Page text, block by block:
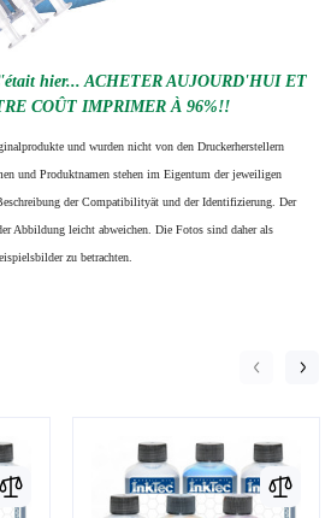
hier... ACHETER AUJOURD'HUI ET
COÛT IMPRIMER À 96%!!
und wurden nicht von den Druckerherstellern
und Produktnamen stehen im Eigentum der jeweiligen
der Compatibilityät und der Identifizierung. Der
Abbildung leicht abweichen. Die Fotos sind daher als
zu betrachten.